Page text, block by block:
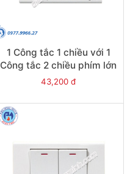
1 Công tắc 1 chiều với 1
Công tắc 2 chiều phím lớn
có đèn báo đỏ - Model
43,200 đ